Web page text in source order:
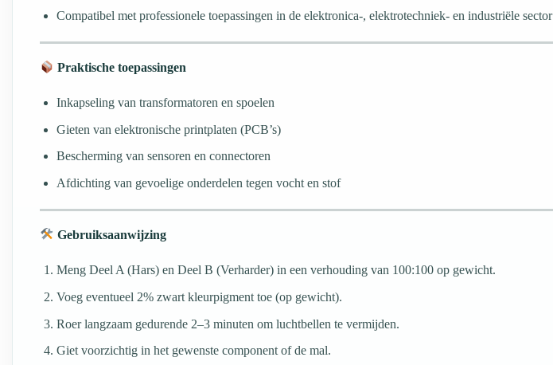
Compatibel met professionele toepassingen in de elektronica-, elektrotechniek- en industriële sector
Praktische toepassingen
Inkapseling van transformatoren en spoelen
Gieten van elektronische printplaten (PCB’s)
Bescherming van sensoren en connectoren
Afdichting van gevoelige onderdelen tegen vocht en stof
Gebruiksaanwijzing
Meng Deel A (Hars) en Deel B (Verharder) in een verhouding van 100:100 op gewicht.
Voeg eventueel 2% zwart kleurpigment toe (op gewicht).
Roer langzaam gedurende 2–3 minuten om luchtbellen te vermijden.
Giet voorzichtig in het gewenste component of de mal.